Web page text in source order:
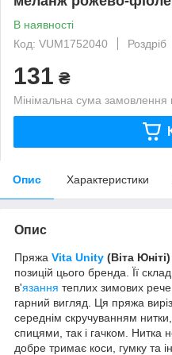
В наявності
Код: VUM1752040
Роздріб
131 ₴
Мінімальна сума
Опис Характеристики
Опис
Пряжа Vita Unity (Віта Юніті)
позицій цього бренда. Її
в'язання теплих зимових
гарний вигляд. Ця пряжа
середнім скручуванням
спицями, так і гачком. Нитка
добре тримає коси, гумку та